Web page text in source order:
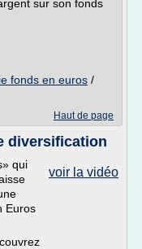
sur son fonds
fonds en euros /
Haut de page
diversification
voir la vidéo
qui
Euros